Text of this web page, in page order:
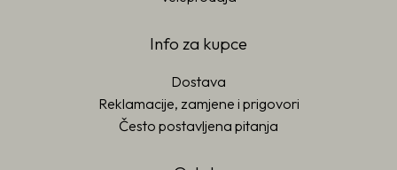
Info za kupce
Dostava
Reklamacije, zamjene i prigovori
Često postavljena pitanja